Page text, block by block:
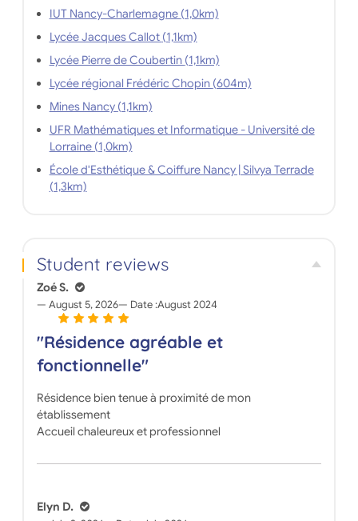
IUT Nancy-Charlemagne (1,0km)
Lycée Jacques Callot (1,1km)
Lycée Pierre de Coubertin (1,1km)
Lycée régional Frédéric Chopin (604m)
Mines Nancy (1,1km)
UFR Mathématiques et Informatique - Université de
Lorraine (1,0km)
École d'Esthétique & Coiffure Nancy | Silvya Terrade
(1,3km)
Student reviews
Zoé S.
August 5, 2026 Date :August 2024
"Résidence agréable et
fonctionnelle"
Résidence bien tenue à proximité de mon
établissement
Accueil chaleureux et professionnel
Elyn D.